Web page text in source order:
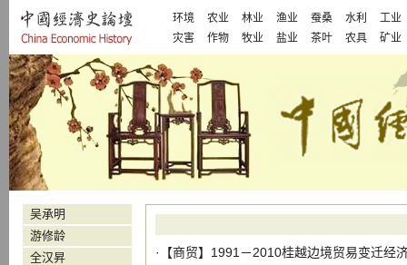
环境 农业 林业 渔业 蚕桑 水利
工业
灾害
作物 牧业 盐业 茶叶 农具 矿业
·【商贸】 1991－2010桂越边境贸易变迁经
吴承明
游修龄
全汉昇